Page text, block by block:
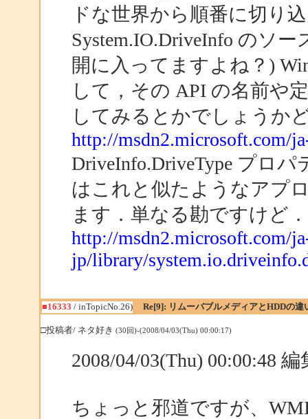
ドな世界から順番に切り
System.IO.DriveInfo のソ
開に入ってますよね？)
して，その API の名前や
してみるとかでしょうか
http://msdn2.microsoft.com/
DriveInfo.DriveType プロ
はこれと似たようなアプ
ます．単なる勘ですけど．
http://msdn2.microsoft.com/
jp/library/
■16333 / inTopicNo.26) Re[9]: リムーバブルメディアとHDDの違
□投稿者/ ネタ好き (30回)-(2008/04/03(Thu) 00:00:17)
2008/04/03(Thu) 00:00:48
ちょっと邪道ですが、